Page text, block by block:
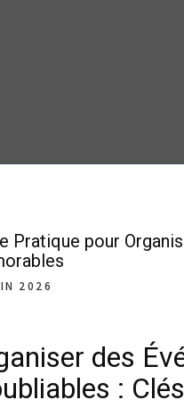
Pratique pour
2026
des
: